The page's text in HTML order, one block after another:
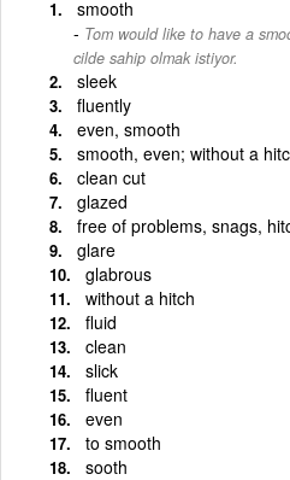
smooth
Tom would like to have a
cilde sahip olmak istiyor.
sleek
fluently
even, smooth
smooth, even; without a
clean cut
glazed
free of problems, snags,
glare
glabrous
without a hitch
fluid
clean
slick
fluent
even
to smooth
sooth